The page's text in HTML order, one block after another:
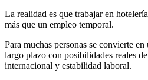
La realidad es que trabajar en
más que un empleo temporal.
Para muchas personas se convierte
largo plazo con posibilidades reales
internacional y estabilidad laboral.